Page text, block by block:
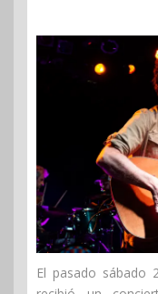
El pasado sábado